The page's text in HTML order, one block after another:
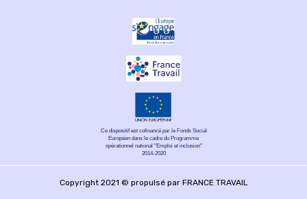
Ce dispositif est cofinancé par le Fonds Social
Européen dans le cadre du Programme
opérationnel national "Emploi et inclusion"
2014-2020
Copyright 2021 © propulsé par FRANCE TRAVAIL